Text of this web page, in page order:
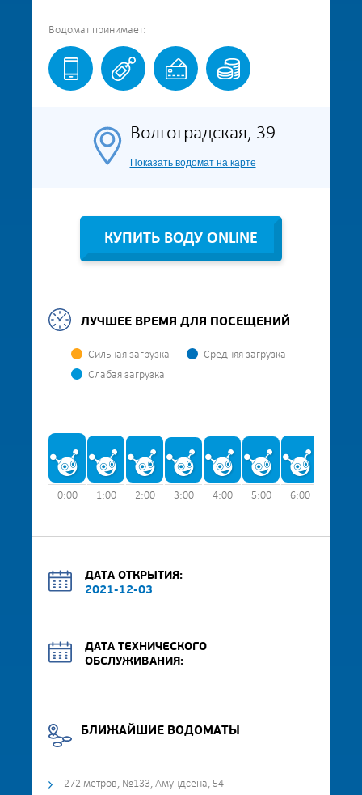
Водомат принимает:
Волгоградская, 39
Показать водомат на карте
КУПИТЬ ВОДУ ONLINE
ЛУЧШЕЕ ВРЕМЯ ДЛЯ ПОСЕЩЕНИЙ
Сильная загрузка
Средняя загрузка
Слабая загрузка
0:00 1:00 2:00 3:00 4:00 5:00 6:00
ДАТА ОТКРЫТИЯ:
2021-12-03
ДАТА ТЕХНИЧЕСКОГО
ОБСЛУЖИВАНИЯ:
БЛИЖАЙШИЕ ВОДОМАТЫ
272 метров, №133, Амундсена, 54